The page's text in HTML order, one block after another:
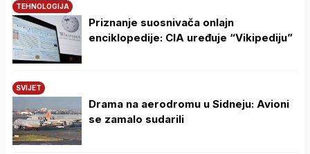
TEHNOLOGIJA
Priznanje suosnivača onlajn
enciklopedije: CIA uređuje “Vikipediju”
SVIJET
Drama na aerodromu u Sidneju: Avioni
se zamalo sudarili